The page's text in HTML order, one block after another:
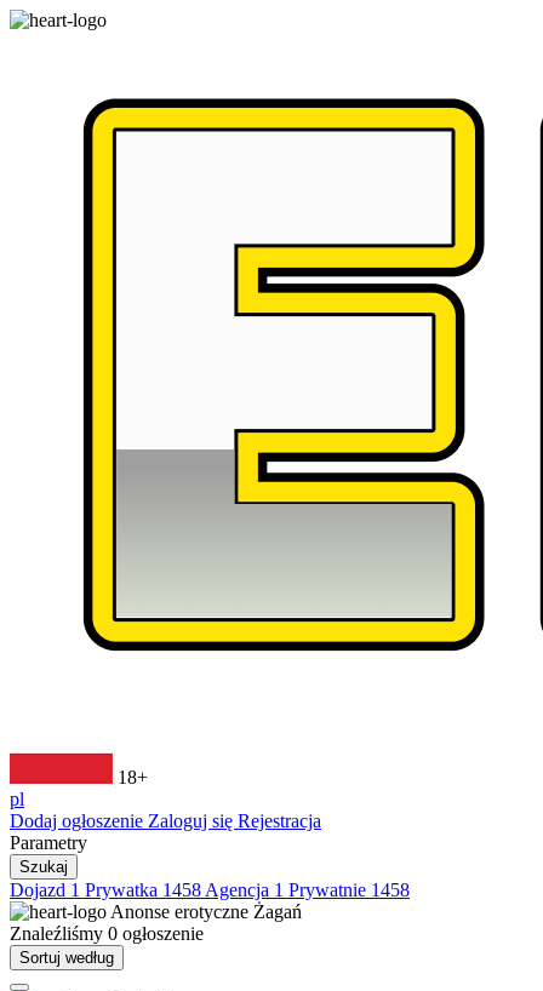
18+
pl
Dodaj ogłoszenie Zaloguj się Rejestracja
Parametry
Szukaj
Dojazd 1 Prywatka 1458 Agencja 1 Prywatnie 1458
Anonse erotyczne Żagań
Znaleźliśmy 0 ogłoszenie
Sortuj według